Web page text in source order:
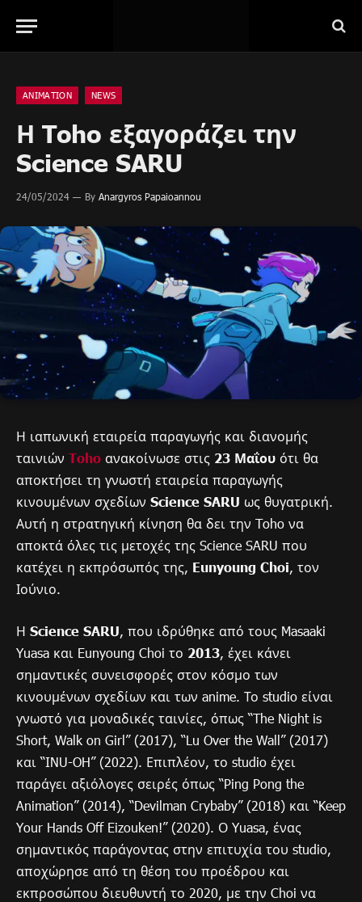
ANIMATION NEWS
Η Toho εξαγοράζει την
Science SARU
24/05/2024 By Anargyros Papaioannou
Η ιαπωνική εταιρεία παραγωγής και διανομής
ταινιών Toho ανακοίνωσε στις 23 Μαΐου ότι θα
αποκτήσει τη γνωστή εταιρεία παραγωγής
κινουμένων σχεδίων Science SARU ως θυγατρική.
Αυτή η στρατηγική κίνηση θα δει την Toho να
αποκτά όλες τις μετοχές της Science SARU που
κατέχει η εκπρόσωπός της, Eunyoung Choi, τον
Ιούνιο.
Η Science SARU, που ιδρύθηκε από τους Masaaki
Yuasa και Eunyoung Choi το 2013, έχει κάνει
σημαντικές συνεισφορές στον κόσμο των
κινουμένων σχεδίων και των anime. Το studio είναι
γνωστό για μοναδικές ταινίες, όπως “The Night is
Short, Walk on Girl” (2017), “Lu Over the Wall” (2017)
και “INU-OH” (2022). Επιπλέον, το studio έχει
παράγει αξιόλογες σειρές όπως “Ping Pong the
Animation” (2014), “Devilman Crybaby” (2018) και “Keep
Your Hands Off Eizouken!” (2020). Ο Yuasa, ένας
σημαντικός παράγοντας στην επιτυχία του studio,
αποχώρησε από τη θέση του προέδρου και
εκπροσώπου διευθυντή το 2020, με την Choi να